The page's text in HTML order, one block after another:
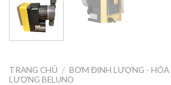
TRANG CHỦ / BƠM ĐỊNH LƯỢNG - HÓA
LƯỢNG BELUNO